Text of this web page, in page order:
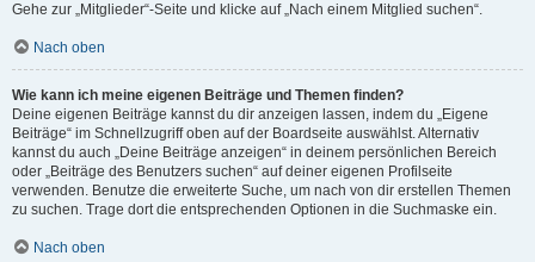
Gehe zur „Mitglieder“-Seite und klicke auf „Nach einem Mitglied suchen“.
Nach oben
Wie kann ich meine eigenen Beiträge und Themen finden?
Deine eigenen Beiträge kannst du dir anzeigen lassen, indem du „Eigene
Beiträge“ im Schnellzugriff oben auf der Boardseite auswählst. Alternativ
kannst du auch „Deine Beiträge anzeigen“ in deinem persönlichen Bereich
oder „Beiträge des Benutzers suchen“ auf deiner eigenen Profilseite
verwenden. Benutze die erweiterte Suche, um nach von dir erstellen Themen
zu suchen. Trage dort die entsprechenden Optionen in die Suchmaske ein.
Nach oben